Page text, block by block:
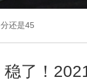
还是45
稳了！